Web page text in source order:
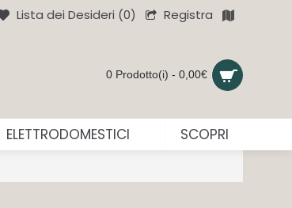
Lista dei Desideri (0) Registra
0 Prodotto(i) - 0,00€
ELETTRODOMESTICI SCOPRI